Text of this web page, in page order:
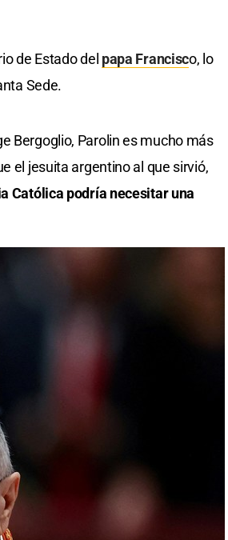
de Estado del papa Francisco, lo
Sede.
Bergoglio, Parolin es mucho más
el jesuita argentino al que sirvió,
Católica podría necesitar una